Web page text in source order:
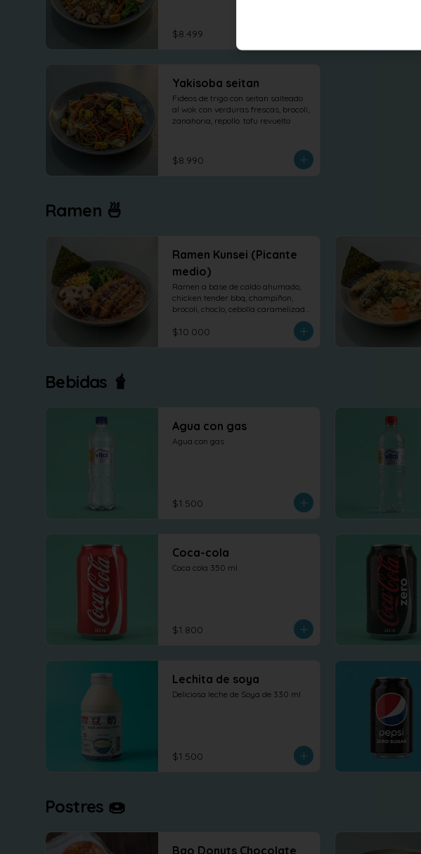
$8.499
Yakisoba seitan
Fideos de trigo con seitan salteado
al wok con verduras frescas, brocoli,
zanahoria, repollo. tofu revuelto
$8.990
Ramen 🍜
Ramen Kunsei (Picante
medio)
Ramen a base de caldo ahumado,
chicken tender bbq, champiñon,
brocoli, choclo, cebolla caramelizada
$10.000
Bebidas 🧋
Agua con gas
Agua con gas
$1.500
Coca-cola
Coca cola 350 ml
$1.800
Lechita de soya
Deliciosa leche de Soya de 330 ml
$1.500
Postres 🍩
Bao Donuts Chocolate